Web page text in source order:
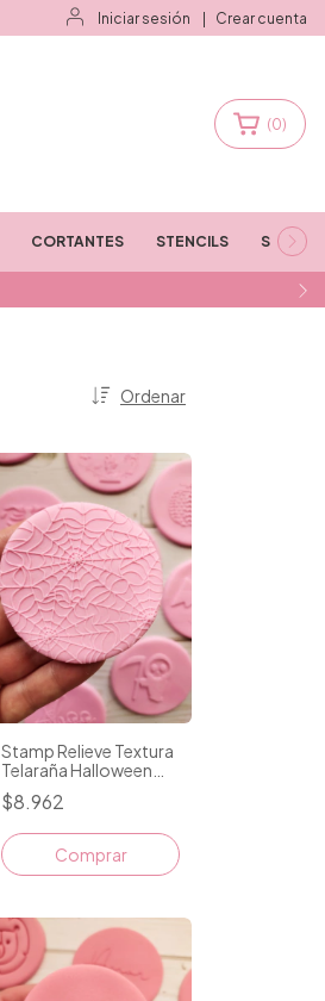
Iniciar sesión Crear cuenta
(0)
CORTANTES STENCILS STAMPS
Ordenar
Stamp Relieve Textura
Telaraña Halloween
075
$8.962